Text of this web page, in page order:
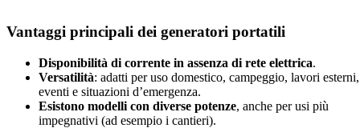
Vantaggi principali dei generatori portatili
Disponibilità di corrente in assenza di rete elettrica.
Versatilità: adatti per uso domestico, campeggio, lavori esterni,
eventi e situazioni d’emergenza.
Esistono modelli con diverse potenze, anche per usi più
impegnativi (ad esempio i cantieri).​